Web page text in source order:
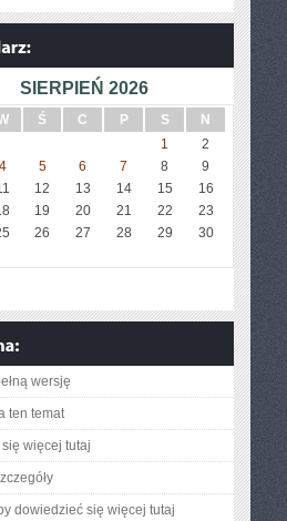
SIERPIEŃ 2026
Ś C P S
N
1
2
5 6 7 8
9
12 13 14 15
16
19 20 21 22
23
26 27 28 29 30
wersję
ten temat
więcej tutaj
dowiedzieć się więcej tutaj